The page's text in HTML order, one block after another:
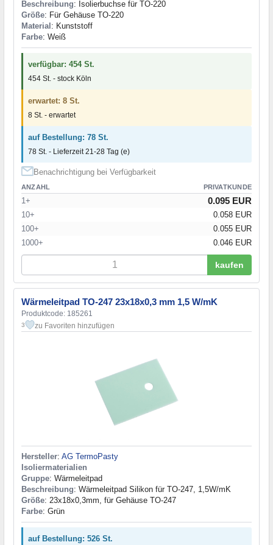
Beschreibung: Isolierbuchse für TO-220
Größe: Für Gehäuse TO-220
Material: Kunststoff
Farbe: Weiß
verfügbar: 454 St.
454 St. - stock Köln
erwartet: 8 St.
8 St. - erwartet
auf Bestellung: 78 St.
78 St. - Lieferzeit 21-28 Tag (e)
Benachrichtigung bei Verfügbarkeit
ANZAHL PRIVATKUNDE
1+ 0.095 EUR
10+
0.058 EUR
100+
0.055 EUR
1000+
0.046 EUR
kaufen
Wärmeleitpad TO-247 23x18x0,3 mm 1,5 W/mK
Produktcode: 185261
3 zu Favoriten hinzufügen
Hersteller: AG TermoPasty
Isoliermaterialien
Gruppe: Wärmeleitpad
Beschreibung: Wärmeleitpad Silikon für TO-247, 1,5W/mK
Größe: 23x18x0,3mm, für Gehäuse TO-247
Farbe: Grün
auf Bestellung: 526 St.